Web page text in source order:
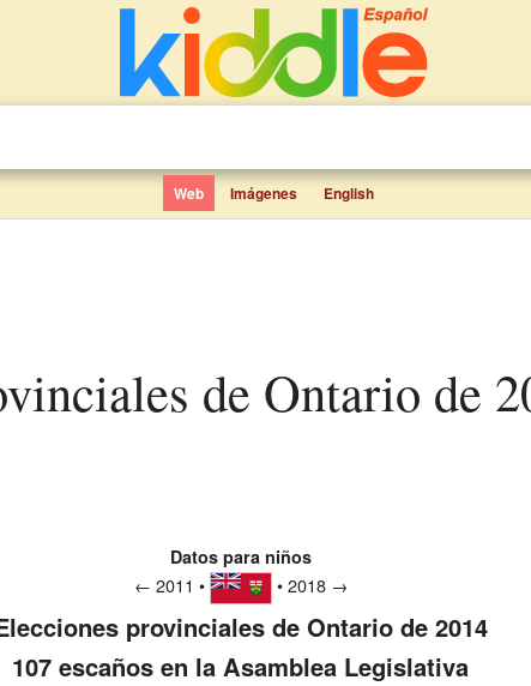
Web Imágenes English
Datos para niños
← 2011 • • 2018 →
provinciales de Ontario de 2014
107 escaños en la Asamblea Legislativa